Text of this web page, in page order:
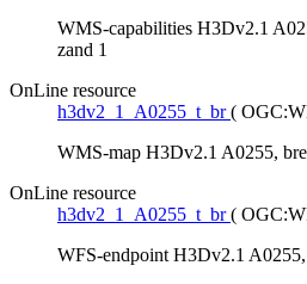
WMS-capabilities H3Dv2.1
zand 1
OnLine resource
h3dv2_1_A0255_t_br (
WMS-map H3Dv2.1 A0255,
OnLine resource
h3dv2_1_A0255_t_br (
WFS-endpoint H3Dv2.1